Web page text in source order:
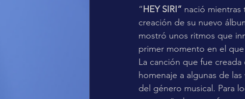
“HEY SIRI” nació mientras
creación de su nuevo
mostró unos ritmos que
primer momento en el
La canción que fue
homenaje a algunas de
del género musical. Para